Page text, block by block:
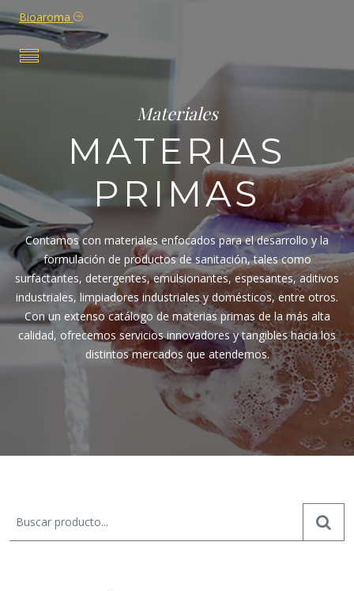
Bioaroma
Materiales
MATERIAS
PRIMAS
Contamos con materiales enfocados para el desarrollo y la
formulación de productos de sanitación, tales como
surfactantes, detergentes, emulsionantes, espesantes, aditivos
industriales, limpiadores industriales y domésticos, entre otros.
Con un extenso catálogo de materias primas de la más alta
calidad, ofrecemos servicios innovadores y tangibles hacia los
distintos mercados que atendemos.